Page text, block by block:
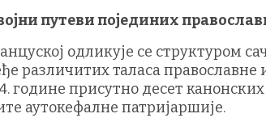
путеви појединих
одликује се структуром
различитих таласа православне
године присутно десет
аутокефалне патријаршије.